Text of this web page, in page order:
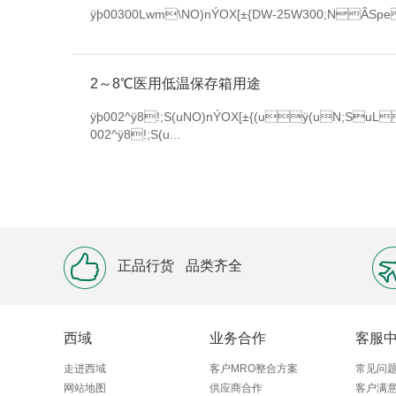
ÿþ00300Lwm\NO)nÝOX[±{DW-
2～8℃医用低温保存箱用途
002^ÿ8!;S(u...
正品行货 品类齐全
西域
走进西域
网站地图
业务合作
客户MRO整合方案
供应商合作
客服
常见问
客户满